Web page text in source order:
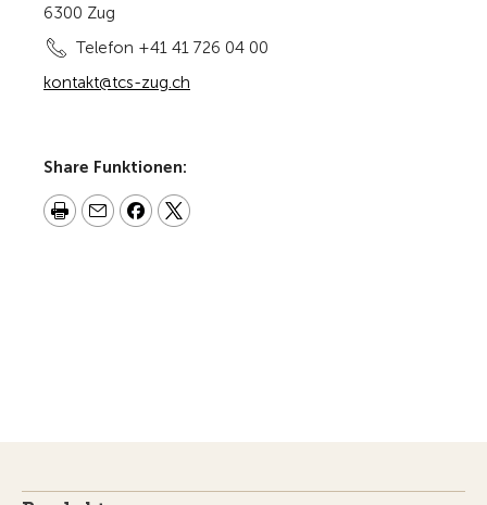
6300 Zug
Telefon +41 41 726 04 00
kontakt@tcs-zug.ch
Share Funktionen: